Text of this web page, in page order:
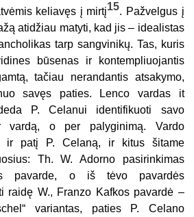
keliavęs į mirtį15. Pažvelgus į
atidžiau matyti, kad jis – idealistas
tarp sangvinikų. Tas, kuris
būsenas ir kontempliuojantis
tačiau nerandantis atsakymo,
savęs paties. Lenco vardas it
P. Celanui identifikuoti savo
vardą, o per palyginimą. Vardo
ir patį P. Celaną, ir kitus šitame
Th. W. Adorno pasirinkimas
pavarde, o iš tėvo pavardės
raidę W., Franzo Kafkos pavardė –
variantas, paties P. Celano